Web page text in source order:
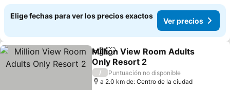
Elige fechas para ver los precios exactos
Ver precios
CompartirAgregar a favoritos
Million View Room Adults
Only Resort 2
/
Puntuación no disponible
a 2.0 km de: Centro de la ciudad